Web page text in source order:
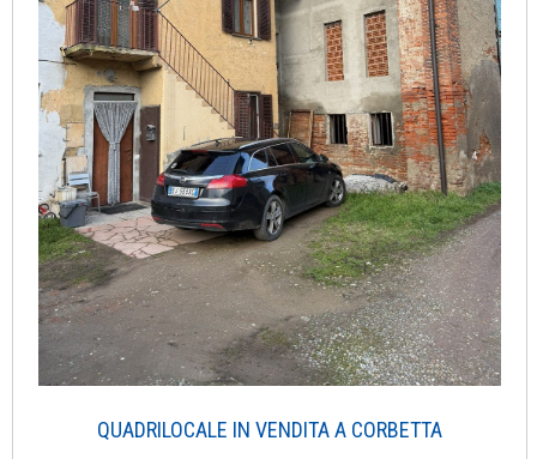
QUADRILOCALE IN VENDITA A CORBETTA